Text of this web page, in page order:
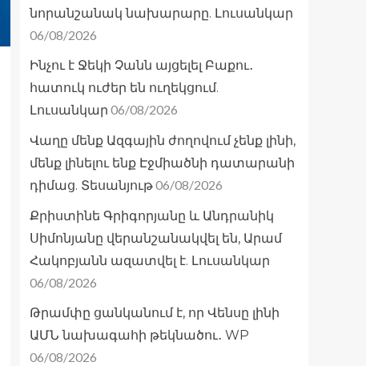
նորանշանակ նախարարը. Լուսանկար
06/08/2026
Ինչու է Ջեկի Չանն այցելել Բաքու․
հատուկ ուժեր են ուղեկցում.
Լուսանկար 06/08/2026
Վաղը մենք Ազգային ժողովում չենք լինի,
մենք լինելու ենք Էջմիածնի դատարանի
դիմաց. Տեսանյութ06/08/2026
Քրիստինե Գրիգորյանը և Անդրանիկ
Սիմոնյանը վերանշանակվել են, Արամ
Հակոբյանն ազատվել է. Լուսանկար
06/08/2026
Թրամփը ցանկանում է, որ Վենսը լինի
ԱՄՆ նախագահի թեկնածու․ WP
06/08/2026